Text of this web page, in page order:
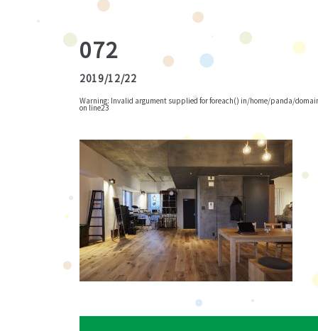
072
2019/12/22
Warning: Invalid argument supplied for foreach() in/home/panda/
on line23